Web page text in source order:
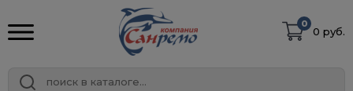
0
0 руб.